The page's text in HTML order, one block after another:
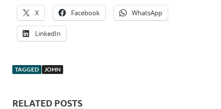
X Facebook WhatsApp
LinkedIn
TAGGED JOHN
RELATED POSTS